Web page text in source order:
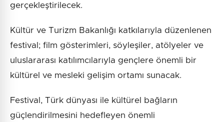
gerçekleştirilecek.
Kültür ve Turizm Bakanlığı katkılarıyla düzenlenen
festival; film gösterimleri, söyleşiler, atölyeler ve
uluslararası katılımcılarıyla gençlere önemli bir
kültürel ve mesleki gelişim ortamı sunacak.
Festival, Türk dünyası ile kültürel bağların
güçlendirilmesini hedefleyen önemli